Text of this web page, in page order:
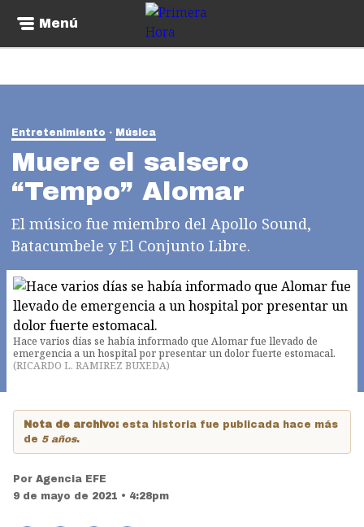
Menú
Entretenimiento Música
Muere el salsero
“Tempo” Alomar
El músico fue miembro del Apollo Sound,
Batacumbele y El Conjunto Libre.
Hace varios días se había informado que Alomar fue llevado de
emergencia a un hospital por presentar un dolor fuerte estomacal.
(RICARDO L. RAMIREZ BUXEDA)
Nota de archivo: esta historia fue publicada hace más
de 5 años.
Por Agencia EFE
9 de mayo de 2021 • 4:28pm